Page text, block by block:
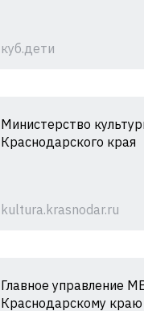
куб.дети
Министерство
Краснодарского края
kultura.krasnodar.ru
Главное управление
Краснодарскому краю